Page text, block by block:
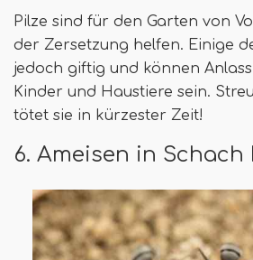
Pilze sind für den Garten von
der Zersetzung helfen. Einige
jedoch giftig und können
Kinder und Haustiere sein.
tötet sie in kürzester Zeit!
6. Ameisen in Schach